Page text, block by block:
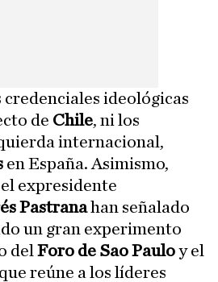
credenciales ideológicas
de Chile, ni los
internacional,
en España. Asimismo,
expresidente
Pastranahan señalado
un gran experimento
del Foro de Sao Pauloy el
reúne a los líderes